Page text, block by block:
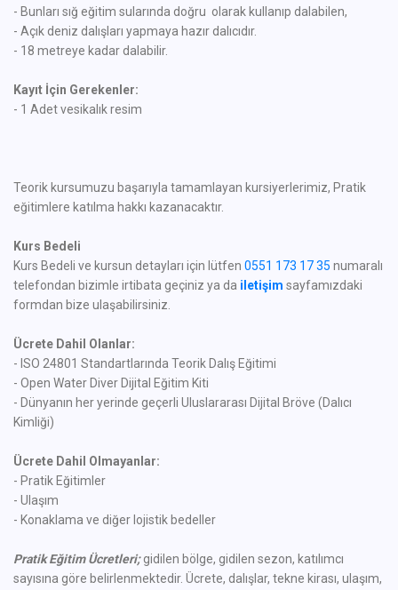
- Bunları sığ eğitim sularında doğru olarak kullanıp dalabilen,
- Açık deniz dalışları yapmaya hazır dalıcıdır.
- 18 metreye kadar dalabilir.
Kayıt İçin Gerekenler:
- 1 Adet vesikalık resim
Teorik kursumuzu başarıyla tamamlayan kursiyerlerimiz, Pratik
eğitimlere katılma hakkı kazanacaktır.
Kurs Bedeli
Kurs Bedeli ve kursun detayları için lütfen 0551 173 17 35 numaralı
telefondan bizimle irtibata geçiniz ya da iletişim sayfamızdaki
formdan bize ulaşabilirsiniz.
Ücrete Dahil Olanlar:
- ISO 24801 Standartlarında Teorik Dalış Eğitimi
- Open Water Diver Dijital Eğitim Kiti
- Dünyanın her yerinde geçerli Uluslararası Dijital Bröve (Dalıcı
Kimliği)
Ücrete Dahil Olmayanlar:
- Pratik Eğitimler
- Ulaşım
- Konaklama ve diğer lojistik bedeller
Pratik Eğitim Ücretleri;gidilen bölge, gidilen sezon, katılımcı
sayısına göre belirlenmektedir. Ücrete, dalışlar, tekne kirası, ulaşım,